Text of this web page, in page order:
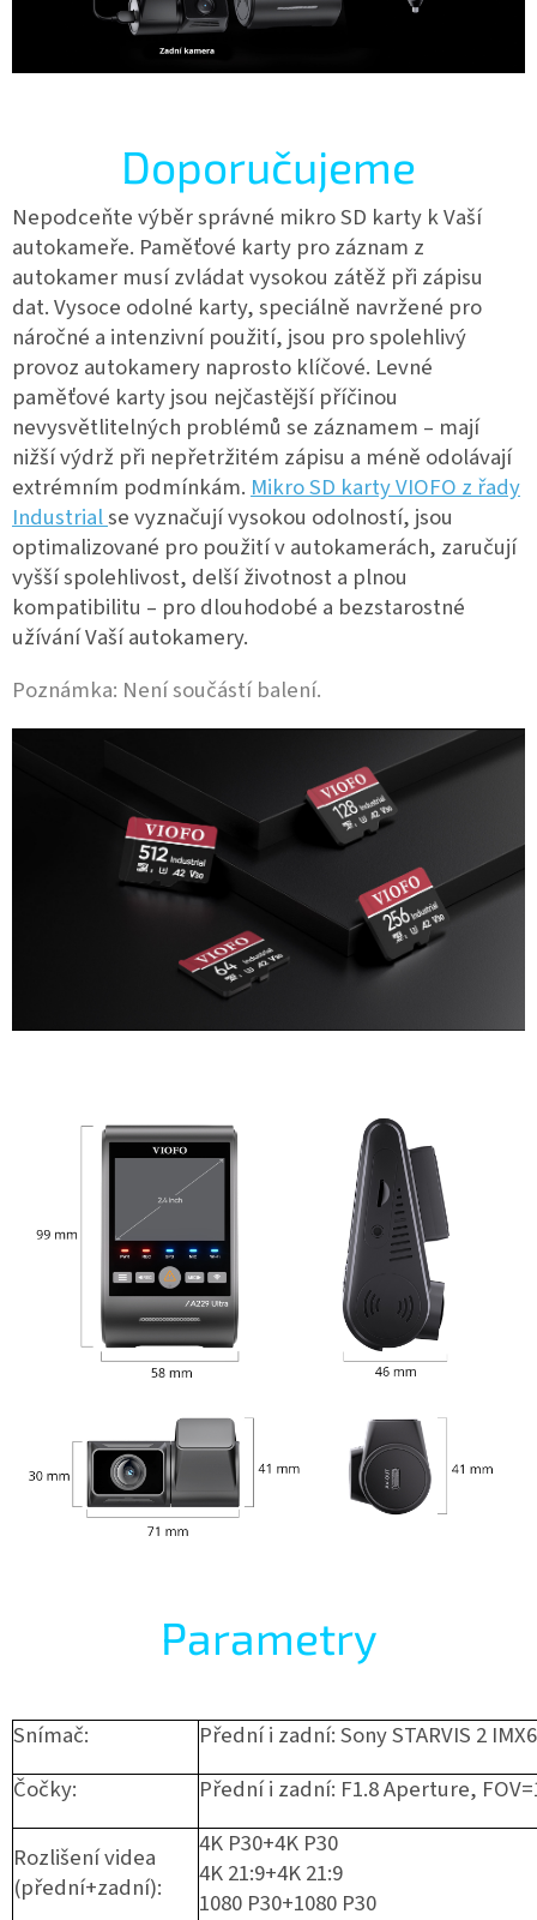
Doporučujeme
Nepodceňte výběr správné mikro SD karty k Vaší
autokameře. Paměťové karty pro záznam z
autokamer musí zvládat vysokou zátěž při zápisu
dat.Vysoce odolné karty, speciálně navržené pro
náročné a intenzivní použití, jsou pro spolehlivý
provoz autokamery naprosto klíčové. Levné
paměťové karty jsou nejčastější příčinou
nevysvětlitelných problémů se záznamem – mají
nižší výdrž při nepřetržitém zápisu a méně odolávají
extrémním podmínkám. Mikro SD karty VIOFO z řady
Industrialse vyznačují vysokou odolností, jsou
optimalizované pro použití v autokamerách, zaručují
vyšší spolehlivost, delší životnost a plnou
kompatibilitu – pro dlouhodobé a bezstarostné
užívání Vaší autokamery.
Poznámka: Není součástí balení.
Parametry
Snímač:
Přední i zadní: Sony STARVIS 2
Čočky:
Přední i zadní: F1.8 Aperture,
Rozlišení videa
(přední+zadní):
4K P30+4K P30
4K 21:9+4K 21:9
1080 P30+1080 P30